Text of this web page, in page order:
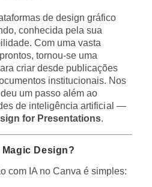
de design gráfico
conhecida pela sua
Com uma vasta
tornou-se uma
criar desde publicações
institucionais. Nos
um passo além ao
de inteligência artificial —
for Presentations.
Design?
com IA no Canva é simples: